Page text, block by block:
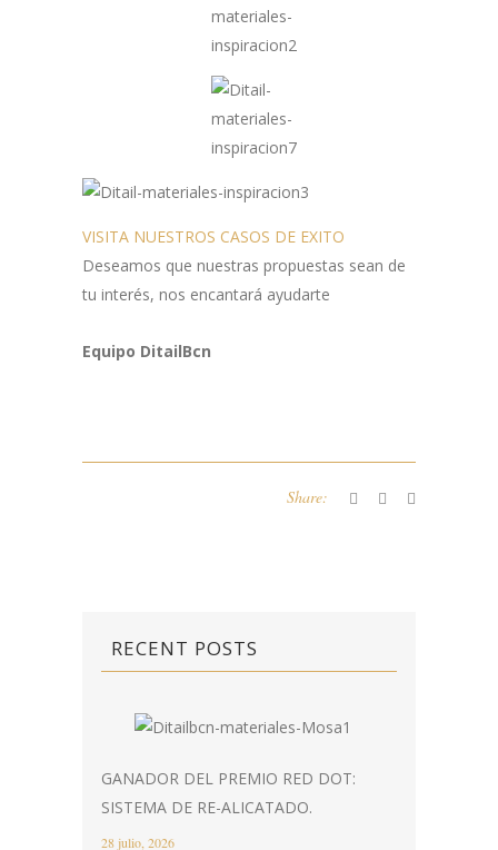
VISITA NUESTROS CASOS DE EXITO
Deseamos que nuestras propuestas sean de
tu interés, nos encantará ayudarte
Equipo DitailBcn
Share:
RECENT POSTS
GANADOR DEL PREMIO RED DOT:
SISTEMA DE RE-ALICATADO.
28 julio, 2026